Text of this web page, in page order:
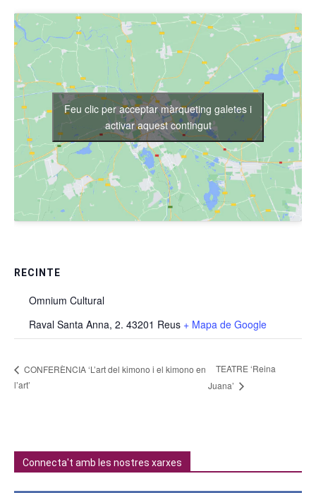
RECINTE
Omnium Cultural
Raval Santa Anna, 2. 43201 Reus + Mapa de Google
Feu clic per acceptar màrqueting galetes i
activar aquest contingut
CONFERÈNCIA ‘L’art del kimono i el kimono en
l’art’
TEATRE ‘Reina
Juana’
Connecta't amb les nostres xarxes